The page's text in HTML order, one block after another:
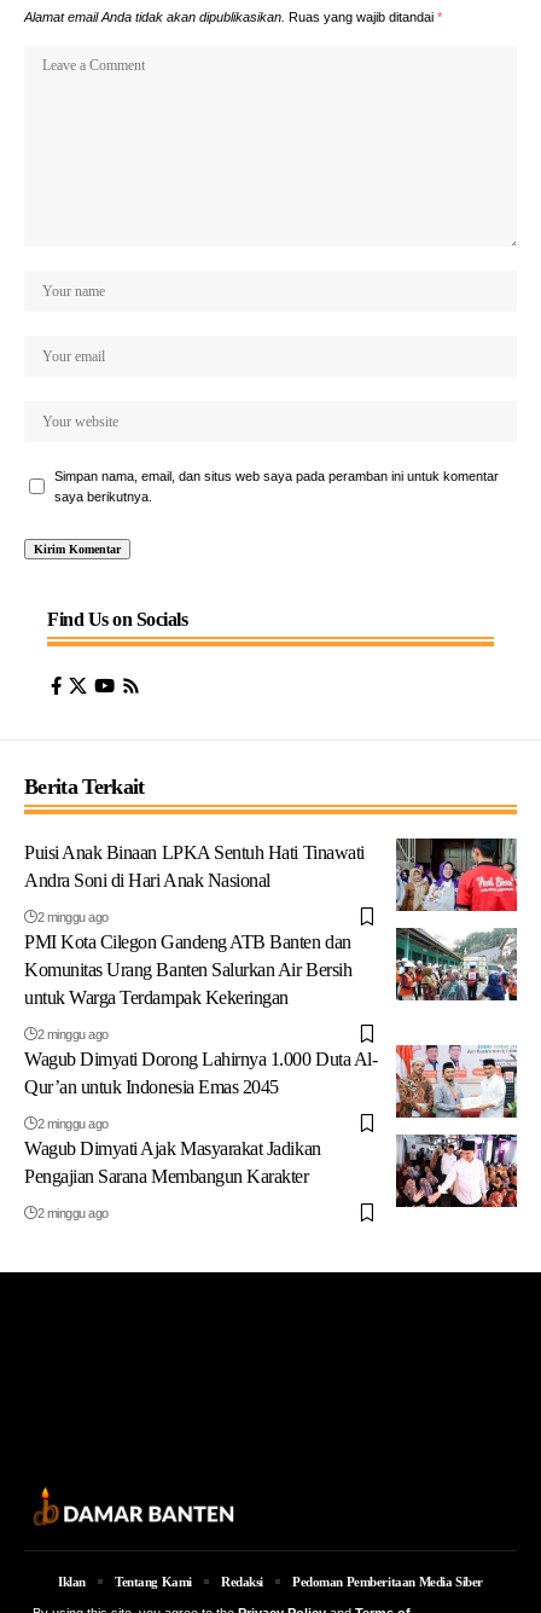
Alamat email Anda tidak akan dipublikasikan. Ruas yang wajib ditandai *
Simpan nama, email, dan situs web saya pada peramban ini untuk komentar
saya berikutnya.
Find Us on Socials
Berita Terkait
Puisi Anak Binaan LPKA Sentuh Hati Tinawati
Andra Soni di Hari Anak Nasional
2 minggu ago
PMI Kota Cilegon Gandeng ATB Banten dan
Komunitas Urang Banten Salurkan Air Bersih
untuk Warga Terdampak Kekeringan
2 minggu ago
Wagub Dimyati Dorong Lahirnya 1.000 Duta Al-
Qur’an untuk Indonesia Emas 2045
2 minggu ago
Wagub Dimyati Ajak Masyarakat Jadikan
Pengajian Sarana Membangun Karakter
2 minggu ago
Iklan Tentang Kami Redaksi Pedoman Pemberitaan Media Siber